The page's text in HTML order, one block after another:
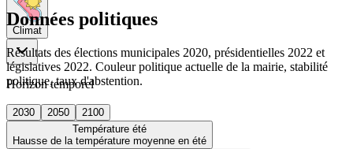
Climat
Horizon temporel
2030 2050
2100
Température été
Hausse de la température moyenne en été
Données politiques
Résultats des élections municipales 2020, présidentielles 2022 et
législatives 2022. Couleur politique actuelle de la mairie, stabilité
politique, taux d'abstention.